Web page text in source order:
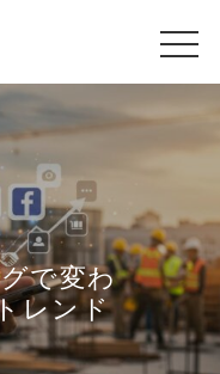
で変わ
レンド